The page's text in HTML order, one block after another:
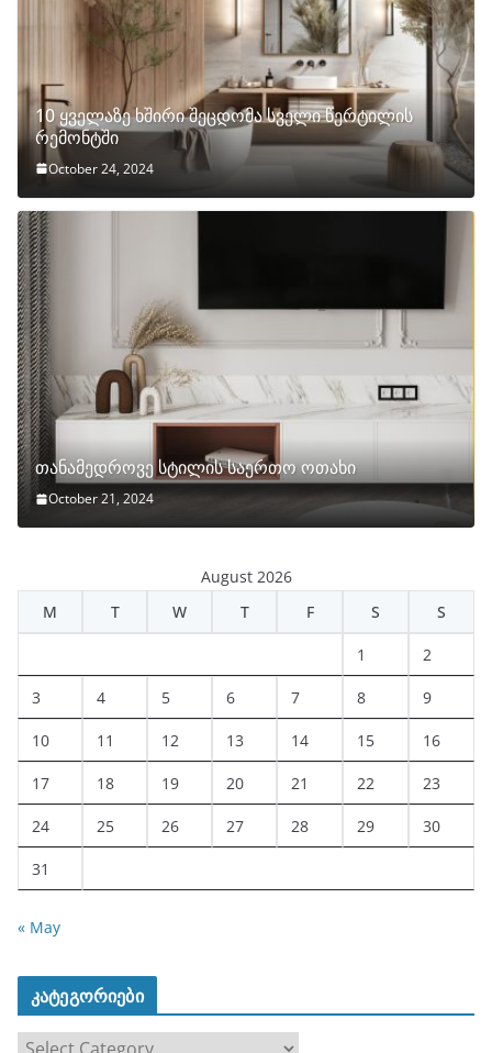
10 ყველაზე ხშირი შეცდომა სველი წერტილის
რემონტში
October 24, 2024
თანამედროვე სტილის საერთო ოთახი
October 21, 2024
August 2026
M
T W T F S S
1 2
3 4 5 6 7 8 9
10 11 12 13 14 15 16
17 18 19 20 21 22 23
24 25 26 27 28 29 30
31
« May
კატეგორიები